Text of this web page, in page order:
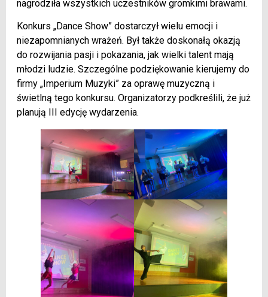
nagrodziła wszystkich uczestników gromkimi brawami.
Konkurs „Dance Show” dostarczył wielu emocji i
niezapomnianych wrażeń. Był także doskonałą okazją
do rozwijania pasji i pokazania, jak wielki talent mają
młodzi ludzie. Szczególne podziękowanie kierujemy do
firmy „Imperium Muzyki” za oprawę muzyczną i
świetlną tego konkursu. Organizatorzy podkreślili, że już
planują III edycję wydarzenia.